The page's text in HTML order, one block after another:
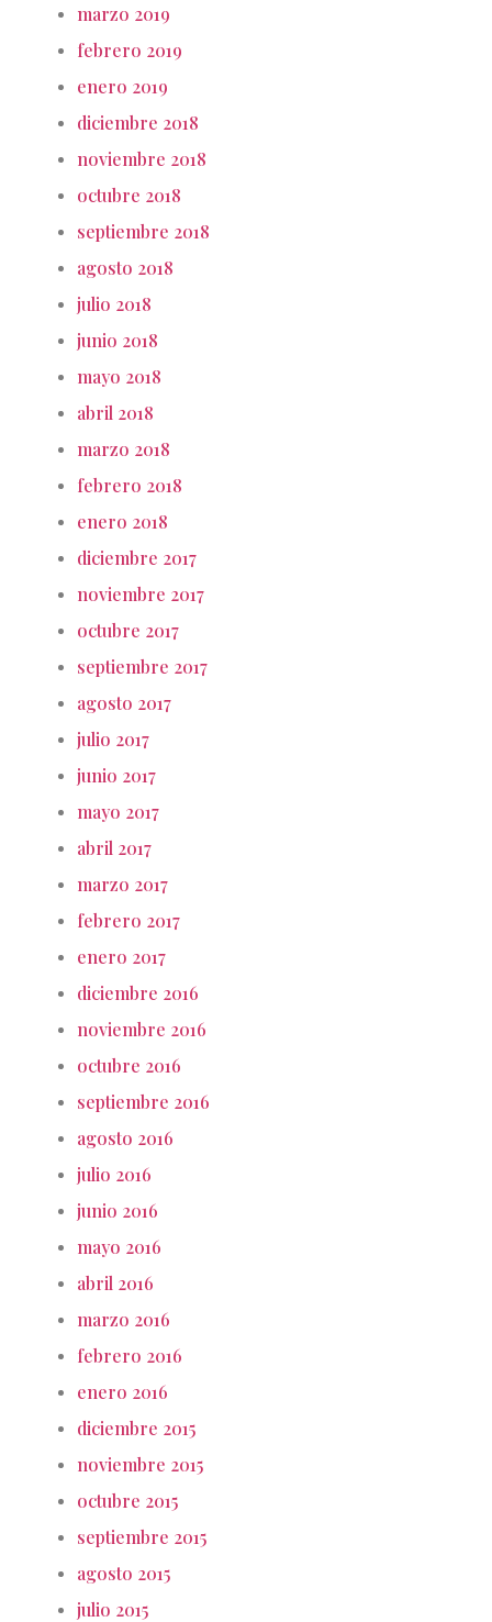
marzo 2019
febrero 2019
enero 2019
diciembre 2018
noviembre 2018
octubre 2018
septiembre 2018
agosto 2018
julio 2018
junio 2018
mayo 2018
abril 2018
marzo 2018
febrero 2018
enero 2018
diciembre 2017
noviembre 2017
octubre 2017
septiembre 2017
agosto 2017
julio 2017
junio 2017
mayo 2017
abril 2017
marzo 2017
febrero 2017
enero 2017
diciembre 2016
noviembre 2016
octubre 2016
septiembre 2016
agosto 2016
julio 2016
junio 2016
mayo 2016
abril 2016
marzo 2016
febrero 2016
enero 2016
diciembre 2015
noviembre 2015
octubre 2015
septiembre 2015
agosto 2015
julio 2015